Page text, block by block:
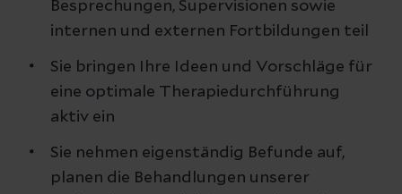
Besprechungen, Supervisionen sowie
internen und externen Fortbildungen teil
Sie bringen Ihre Ideen und Vorschläge für
eine optimale Therapiedurchführung
aktiv ein
Sie nehmen eigenständig Befunde auf,
planen die Behandlungen unserer